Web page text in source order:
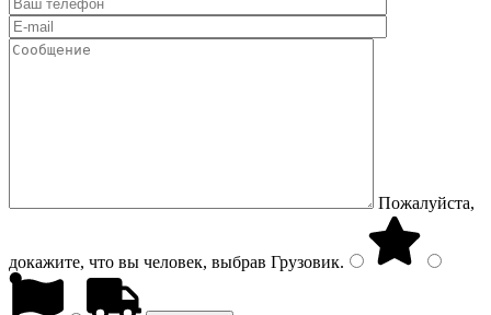
Пожалуйста,
докажите, что вы человек, выбрав Грузовик.